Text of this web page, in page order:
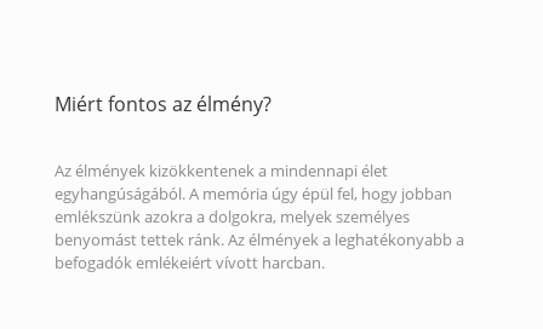
Miért fontos az élmény?
Az élmények kizökkentenek a mindennapi élet
egyhangúságából. A memória úgy épül fel, hogy jobban
emlékszünk azokra a dolgokra, melyek személyes
benyomást tettek ránk. Az élmények a leghatékonyabb a
befogadók emlékeiért vívott harcban.